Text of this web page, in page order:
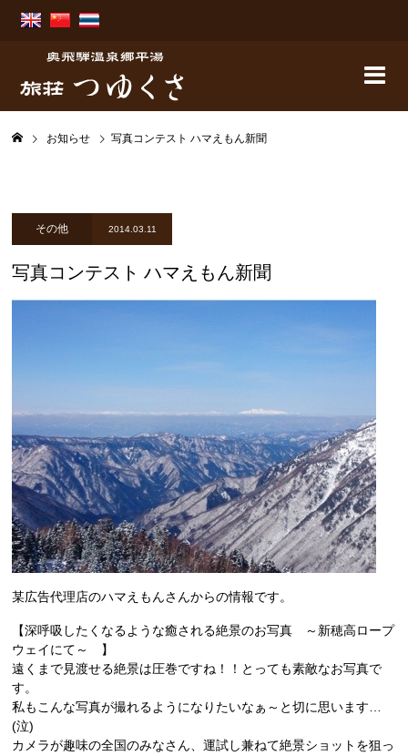
お知らせ 写真コンテスト ハマえもん新聞
その他 2014.03.11
写真コンテスト ハマえもん新聞
某広告代理店のハマえもんさんからの情報です。
【深呼吸したくなるような癒される絶景のお写真 ～新穂高ロープ
ウェイにて～ 】
遠くまで見渡せる絶景は圧巻ですね！！とっても素敵なお写真で
す。
私もこんな写真が撮れるようになりたいなぁ～と切に思います…
(泣)
カメラが趣味の全国のみなさん、運試し兼ねて絶景ショットを狙っ